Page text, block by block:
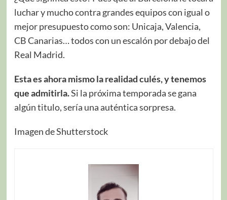
luchar y mucho contra grandes equipos con igual o
mejor presupuesto como son: Unicaja, Valencia,
CB Canarias… todos con un escalón por debajo del
Real Madrid.
Esta es ahora mismo la realidad culés, y tenemos
que admitirla.Si la próxima temporada se gana
algún titulo, sería una auténtica sorpresa.
Imagen de Shutterstock